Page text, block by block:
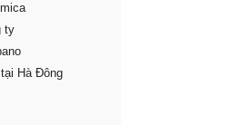
ty
Hà Đông